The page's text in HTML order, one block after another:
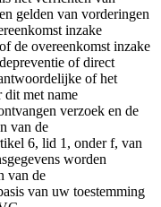
gelden van vorderingen
inzake
de overeenkomst inzake
of direct
of het
dit met name
verzoek en de
van de
6, lid 1, onder f, van
worden
van de
van uw toestemming